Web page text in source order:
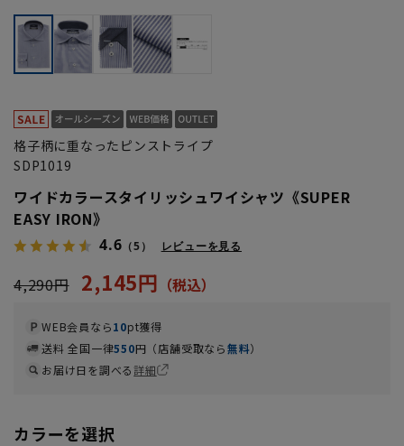
格子柄に重なったピンストライプ
SDP1019
ワイドカラースタイリッシュワイシャツ《SUPER
EASY IRON》
4.6 （5） レビューを見る
4,290円 2,145円
WEB会員なら10pt獲得
送料 全国一律550円（店舗受取なら無料）
お届け日を調べる詳細
カラーを選択